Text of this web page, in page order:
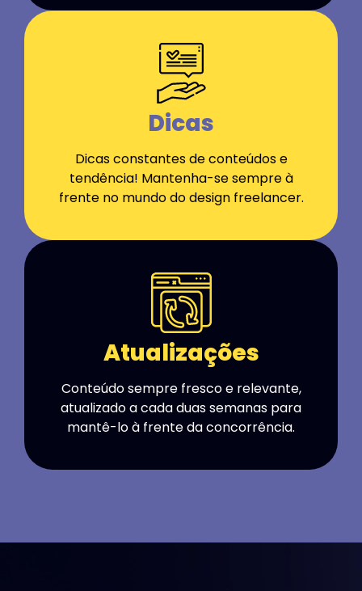
Dicas
Dicas constantes de conteúdos e
tendência! Mantenha-se sempre à
frente no mundo do design freelancer.
Atualizações
Conteúdo sempre fresco e relevante,
atualizado a cada duas semanas para
mantê-lo à frente da concorrência.